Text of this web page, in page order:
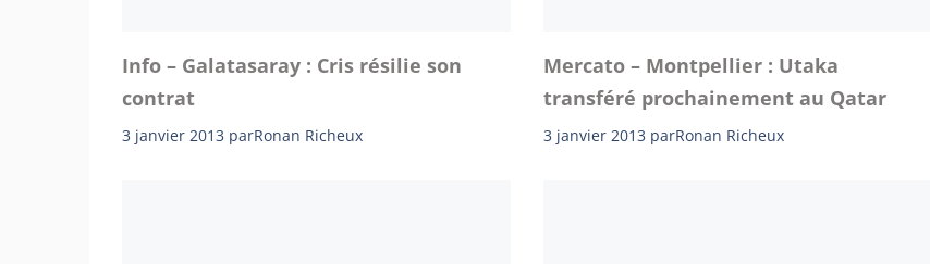
Info – Galatasaray : Cris résilie son
contrat
3 janvier 2013 parRonan Richeux
Mercato – Montpellier : Utaka
transféré prochainement au Qatar
3 janvier 2013 parRonan Richeux